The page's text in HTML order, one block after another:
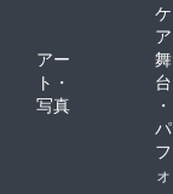
ケ
ア
アー
ト・
写真
舞
台
・
パ
フ
ォ